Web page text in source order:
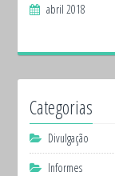
abril 2018
Categorias
Divulgação
Informes